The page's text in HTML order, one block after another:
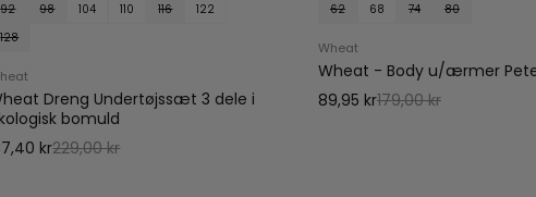
92 98 104 110 116
122
128
Dreng Undertøjssæt 3 dele i
bomuld
kr229,00 kr
62 68 74 80
Wheat
Wheat - Body u/ærmer
89,95 kr179,00 kr